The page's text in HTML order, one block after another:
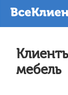
мебель